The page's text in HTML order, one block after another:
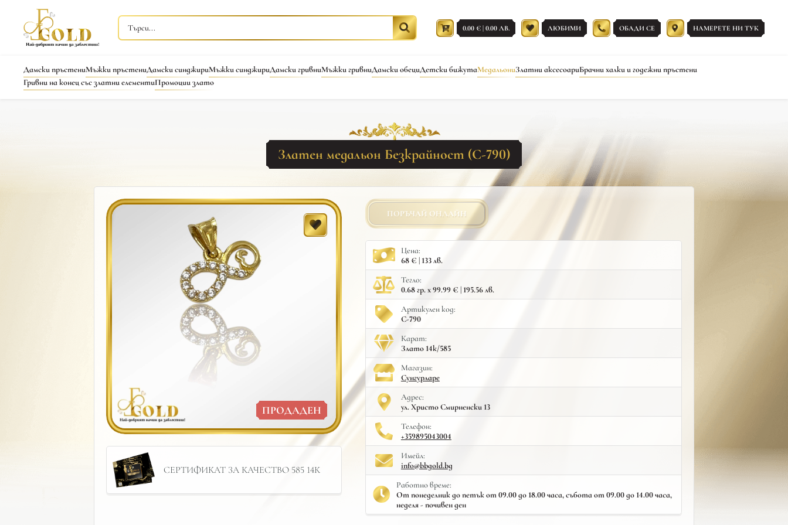
0.00 € | 0.00 ЛВ. ЛЮБИМИ ОБАДИ СЕ НАМЕРЕТЕ НИ ТУК
Дамски пръстениМъжки пръстениДамски синджириМъжки синджириДамски гривниМъжки гривниДамски обециДетски бижутаМедальониЗлатни аксесоариБрачни халки и годежни пръстени
Гривни на конец със златни елементиПромоции злато
Златен медальон Безкрайност (С-790)
ПРОДАДЕН
СЕРТИФИКАТ ЗА КАЧЕСТВО 585 14К
ПОРЪЧАЙ ОНЛАЙН
Цена:
68 € | 133 лв.
Тегло:
0.68 гр. x 99.99 € | 195.56 лв.
Артикулен код:
С-790
Карат:
Злато 14к/585
Mагазин:
Сунгурларе
Адрес:
ул. Христо Смирненски 13
Телефон:
+359895043004
Имейл:
info@bbgold.bg
Работно време:
От понеделник до петък от 09.00 до 18.00 часа, събота от 09.00 до 14.00 часа,
неделя - почивен ден